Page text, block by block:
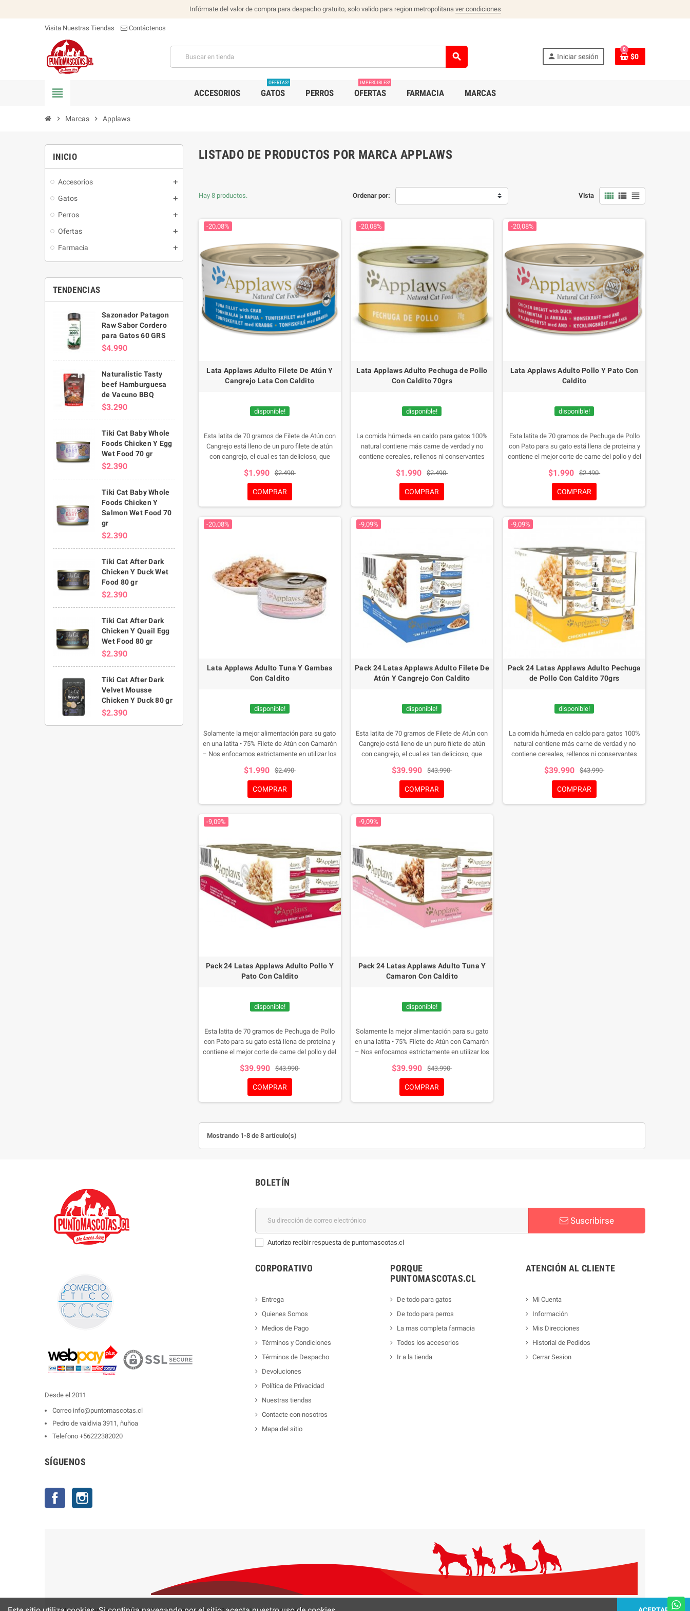
Infórmate del valor de compra para despacho gratuito, solo valido para region metropolitana ver condiciones
Visita Nuestras Tiendas Contáctenos
search person Iniciar sesión
0
$0
view_headline ACCESORIOS GATOS
OFERTAS!
PERROS OFERTAS
IMPERDIBLES!
FARMACIA MARCAS
chevron_right Marcas chevron_right Applaws
INICIO
Accesorios
Gatos
Perros
Ofertas
Farmacia
TENDENCIAS
Sazonador Patagon
Raw Sabor Cordero
para Gatos 60 GRS
$4.990
Naturalistic Tasty
beef Hamburguesa
de Vacuno BBQ
$3.290
Tiki Cat Baby Whole
Foods Chicken Y Egg
Wet Food 70 gr
$2.390
Tiki Cat Baby Whole
Foods Chicken Y
Salmon Wet Food 70
gr
$2.390
Tiki Cat After Dark
Chicken Y Duck Wet
Food 80 gr
$2.390
Tiki Cat After Dark
Chicken Y Quail Egg
Wet Food 80 gr
$2.390
Tiki Cat After Dark
Velvet Mousse
Chicken Y Duck 80 gr
$2.390
LISTADO DE PRODUCTOS POR MARCA APPLAWS
Ordenar por: Vista view_comfy view_list view_headline
Hay 8 productos.
-20,08%
Lata Applaws Adulto Filete De Atún Y
Cangrejo Lata Con Caldito
disponible!
Esta latita de 70 gramos de Filete de Atún con
Cangrejo está lleno de un puro filete de atún
con cangrejo, el cual es tan delicioso, que
$1.990 $2.490
COMPRAR
-20,08%
Lata Applaws Adulto Pechuga de Pollo
Con Caldito 70grs
disponible!
La comida húmeda en caldo para gatos 100%
natural contiene más carne de verdad y no
contiene cereales, rellenos ni conservantes
más sana y nutritiva para su gato.
$1.990 $2.490
COMPRAR
-20,08%
Lata Applaws Adulto Pollo Y Pato Con
Caldito
disponible!
Esta latita de 70 gramos de Pechuga de Pollo
con Pato para su gato está llena de proteina y
contiene el mejor corte de carne del pollo y del
latita está llena un caldito de pollo con pato
$1.990 $2.490
COMPRAR
-20,08%
Lata Applaws Adulto Tuna Y Gambas
Con Caldito
disponible!
Solamente la mejor alimentación para su gato
en una latita • 75% Filete de Atún con Camarón
– Nos enfocamos estrictamente en utilizar los
alimentación Applaws siguiendo los
estándares para la elaboración de comida
humana pero para sus gatos.
$1.990 $2.490
COMPRAR
-9,09%
Pack 24 Latas Applaws Adulto Filete De
Atún Y Cangrejo Con Caldito
disponible!
Esta latita de 70 gramos de Filete de Atún con
Cangrejo está lleno de un puro filete de atún
con cangrejo, el cual es tan delicioso, que
$39.990 $43.990
COMPRAR
-9,09%
Pack 24 Latas Applaws Adulto Pechuga
de Pollo Con Caldito 70grs
disponible!
La comida húmeda en caldo para gatos 100%
natural contiene más carne de verdad y no
contiene cereales, rellenos ni conservantes
más sana y nutritiva para su gato.
$39.990 $43.990
COMPRAR
-9,09%
Pack 24 Latas Applaws Adulto Pollo Y
Pato Con Caldito
disponible!
Esta latita de 70 gramos de Pechuga de Pollo
con Pato para su gato está llena de proteina y
contiene el mejor corte de carne del pollo y del
latita está llena un caldito de pollo con pato
$39.990 $43.990
COMPRAR
-9,09%
Pack 24 Latas Applaws Adulto Tuna Y
Camaron Con Caldito
disponible!
Solamente la mejor alimentación para su gato
en una latita • 75% Filete de Atún con Camarón
– Nos enfocamos estrictamente en utilizar los
alimentación Applaws siguiendo los
$39.990 $43.990
COMPRAR
Mostrando 1-8 de 8 artículo(s)
Desde el 2011
Correo info@puntomascotas.cl
Pedro de valdivia 3911, ñuñoa
Telefono +56222382020
SÍGUENOS
Facebook
BOLETÍN
Suscribirse
Autorizo recibir respuesta de puntomascotas.cl
CORPORATIVO
Entrega
Quienes Somos
Medios de Pago
Términos y Condiciones
Términos de Despacho
Devoluciones
Política de Privacidad
Nuestras tiendas
Contacte con nosotros
Mapa del sitio
PORQUE
PUNTOMASCOTAS.CL
De todo para gatos
De todo para perros
La mas completa farmacia
Todos los accesorios
Ir a la tienda
ATENCIÓN AL CLIENTE
Mi Cuenta
Información
Mis Direcciones
Historial de Pedidos
Cerrar Sesion